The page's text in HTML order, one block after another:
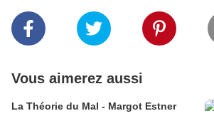
Vous aimerez aussi
La Théorie du Mal - Margot Estner